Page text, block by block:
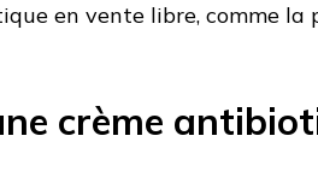
en vente libre, comme la
crème